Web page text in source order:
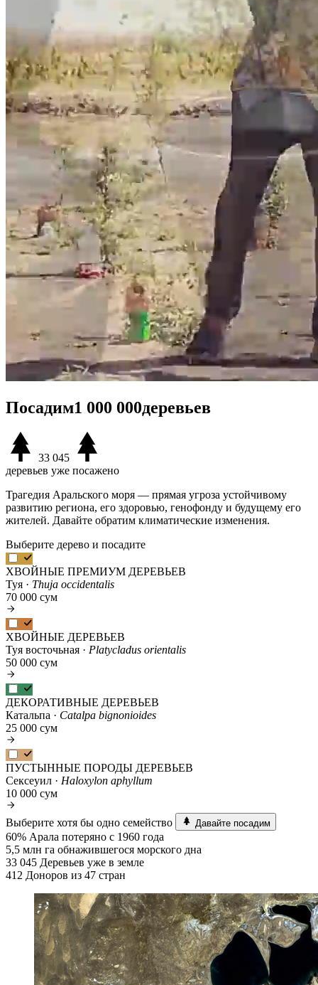
Посадим1 000 000деревьев
33 045
деревьев уже посажено
Трагедия Аральского моря — прямая угроза устойчивому
развитию региона, его здоровью, генофонду и будущему его
жителей. Давайте обратим климатические изменения.
Выберите дерево и посадите
ХВОЙНЫЕ ПРЕМИУМ ДЕРЕВЬЕВ
Туя · Thuja occidentalis
70 000 сум
ХВОЙНЫЕ ДЕРЕВЬЕВ
Туя восточьная · Platycladus orientalis
50 000 сум
ДЕКОРАТИВНЫЕ ДЕРЕВЬЕВ
Катальпа · Catalpa bignonioides
25 000 сум
ПУСТЫННЫЕ ПОРОДЫ ДЕРЕВЬЕВ
Сексеуил · Haloxylon aphyllum
10 000 сум
Выберите хотя бы одно семейство Давайте посадим
60% Арала потеряно с 1960 года
5,5 млн га обнажившегося морского дна
33 045 Деревьев уже в земле
412 Доноров из 47 стран